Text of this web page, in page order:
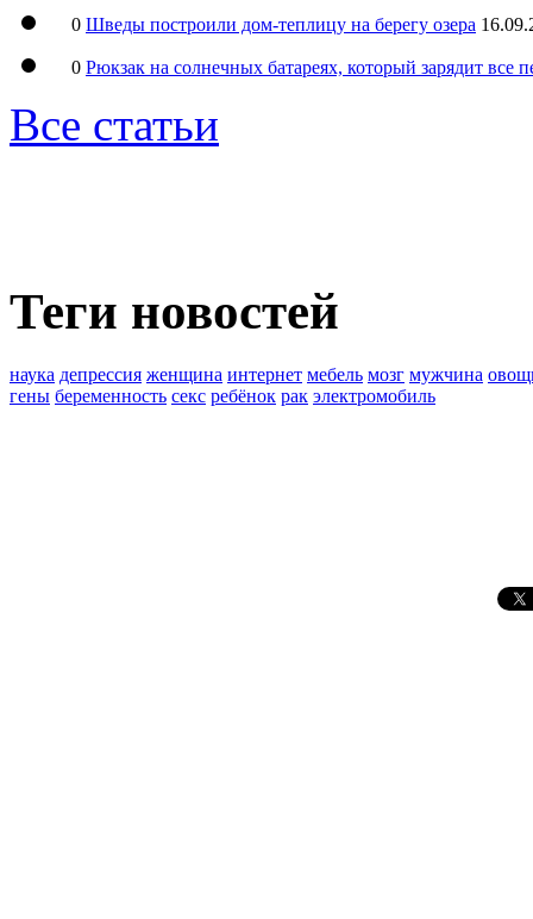
0 Шведы построили дом-теплицу на берегу озера
0 Рюкзак на солнечных батареях, который зарядит все
Все статьи
Теги новостей
наука депрессия женщина интернет мебель мозг мужчина
гены беременность секс ребёнок рак электромобиль